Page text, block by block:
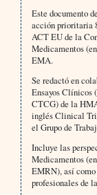
Este documento
acción prioritaria
ACT EU de la
Medicamentos
EMA.
Se redactó en
Ensayos Clínicos
CTCG) de la
inglés Clinical
el Grupo de
Incluye las
Medicamentos
EMRN), así como
profesionales de